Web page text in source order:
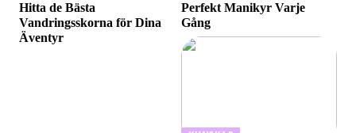
Hitta de Bästa
Vandringsskorna för Dina
Äventyr
Perfekt Manikyr Varje
Gång